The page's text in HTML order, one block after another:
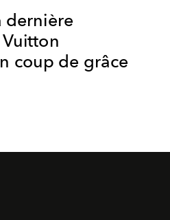
dernière
coup de grâce